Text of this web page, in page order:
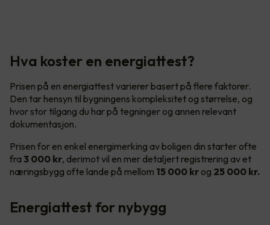
Hva koster en energiattest?
Prisen på en energiattest varierer basert på flere faktorer.
Den tar hensyn til bygningens kompleksitet og størrelse, og
hvor stor tilgang du har på tegninger og annen relevant
dokumentasjon.
Prisen for en enkel energimerking av boligen din starter ofte
fra 3 000 kr, derimot vil en mer detaljert registrering av et
næringsbygg ofte lande på mellom 15 000 kr og 25 000 kr.
Energiattest for nybygg